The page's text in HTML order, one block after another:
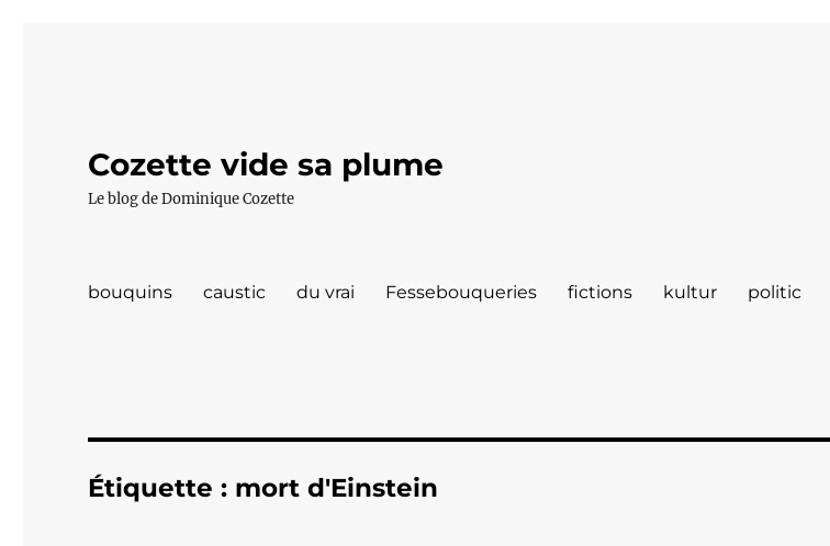
Cozette vide sa plume
Le blog de Dominique Cozette
bouquins caustic du vrai Fessebouqueries fictions kultur politic
Étiquette : mort d'Einstein